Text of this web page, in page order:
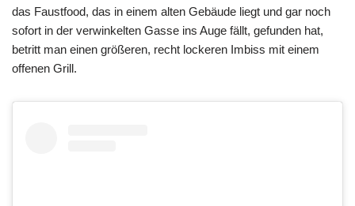
das Faustfood, das in einem alten Gebäude liegt und gar noch
sofort in der verwinkelten Gasse ins Auge fällt, gefunden hat,
betritt man einen größeren, recht lockeren Imbiss mit einem
offenen Grill.